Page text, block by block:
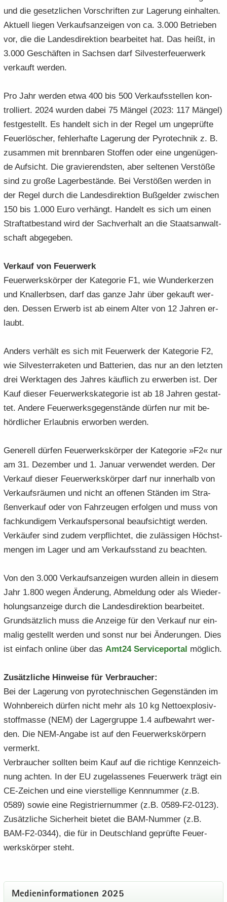
und die ge­setz­li­chen Vor­schrif­ten zur La­ge­rung ein­hal­ten.
Ak­tu­ell lie­gen Ver­kaufs­an­zei­gen von ca. 3.000 Be­trie­ben
vor, die die Lan­des­di­rek­ti­on be­ar­bei­tet hat. Das heißt, in
3.000 Ge­schäf­ten in Sach­sen darf Sil­ves­ter­feu­er­werk
ver­kauft wer­den.
Pro Jahr wer­den etwa 400 bis 500 Ver­kaufs­stel­len kon­
trol­liert. 2024 wur­den dabei 75 Män­gel (2023: 117 Män­gel)
fest­ge­stellt. Es han­delt sich in der Regel um un­ge­prüf­te
Feu­er­lö­scher, feh­ler­haf­te La­ge­rung der Py­ro­tech­nik z. B.
zu­sam­men mit brenn­ba­ren Stof­fen oder eine un­ge­nü­gen­
de Auf­sicht. Die gra­vie­rends­ten, aber sel­te­nen Ver­stö­ße
sind zu große La­ger­be­stän­de. Bei Ver­stö­ßen wer­den in
der Regel durch die Lan­des­di­rek­ti­on Buß­gel­der zwi­schen
150 bis 1.000 Euro ver­hängt. Han­delt es sich um einen
Straf­tat­be­stand wird der Sach­ver­halt an die Staats­an­walt­
schaft ab­ge­ge­ben.
Ver­kauf von Feu­er­werk
Feu­er­werks­kör­per der Ka­te­go­rie F1, wie Wun­der­ker­zen
und Knallerb­sen, darf das ganze Jahr über ge­kauft wer­
den. Des­sen Er­werb ist ab einem Alter von 12 Jah­ren er­
laubt.
An­ders ver­hält es sich mit Feu­er­werk der Ka­te­go­rie F2,
wie Sil­ves­ter­ra­ke­ten und Bat­te­rien, das nur an den letz­ten
drei Werk­ta­gen des Jah­res käuf­lich zu er­wer­ben ist. Der
Kauf die­ser Feu­er­werks­ka­te­go­rie ist ab 18 Jah­ren ge­stat­
tet. An­de­re Feu­er­werks­ge­gen­stän­de dür­fen nur mit be­
hörd­li­cher Er­laub­nis er­wor­ben wer­den.
Ge­ne­rell dür­fen Feu­er­werks­kör­per der Ka­te­go­rie »F2« nur
am 31. De­zem­ber und 1. Ja­nu­ar ver­wen­det wer­den. Der
Ver­kauf die­ser Feu­er­werks­kör­per darf nur in­ner­halb von
Ver­kaufs­räu­men und nicht an of­fe­nen Stän­den im Stra­
ßen­ver­kauf oder von Fahr­zeu­gen er­fol­gen und muss von
fach­kun­di­gem Ver­kaufs­per­so­nal be­auf­sich­tigt wer­den.
Ver­käu­fer sind zudem ver­pflich­tet, die zu­läs­si­gen Höchst­
men­gen im Lager und am Ver­kaufs­stand zu be­ach­ten.
Von den 3.000 Ver­kaufs­an­zei­gen wur­den al­lein in die­sem
Jahr 1.800 wegen Än­de­rung, Ab­mel­dung oder als Wie­der­
ho­lungs­an­zei­ge durch die Lan­des­di­rek­ti­on be­ar­bei­tet.
Grund­sätz­lich muss die An­zei­ge für den Ver­kauf nur ein­
ma­lig ge­stellt wer­den und sonst nur bei Än­de­run­gen. Dies
ist ein­fach on­line über das Amt24 Ser­vice­por­tal mög­lich.
Zu­sätz­li­che Hin­wei­se für Ver­brau­cher:
Bei der La­ge­rung von py­ro­tech­ni­schen Ge­gen­stän­den im
Wohn­be­reich dür­fen nicht mehr als 10 kg Net­to­ex­plo­siv­
stoff­mas­se (NEM) der La­ger­grup­pe 1.4 auf­be­wahrt wer­
den. Die NEM-​Angabe ist auf den Feu­er­werks­kör­pern
ver­merkt.
Ver­brau­cher soll­ten beim Kauf auf die rich­ti­ge Kenn­zeich­
nung ach­ten. In der EU zu­ge­las­se­nes Feu­er­werk trägt ein
CE-​Zeichen und eine vier­stel­li­ge Kenn­num­mer (z.B.
0589) sowie eine Re­gis­trier­num­mer (z.B. 0589-F2-0123).
Zu­sätz­li­che Si­cher­heit bie­tet die BAM-​Nummer (z.B.
BAM-F2-0344), die für in Deutsch­land ge­prüf­te Feu­er­
werks­kör­per steht.
Me­di­en­in­for­ma­tio­nen 2025